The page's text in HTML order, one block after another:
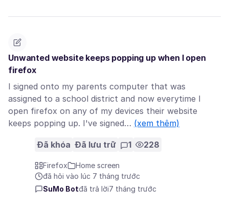
Unwanted website keeps popping up when I open
firefox
I signed onto my parents computer that was
assigned to a school district and now everytime I
open firefox on any of my devices their website
keeps popping up. I've signed… (xem thêm)
Đã khóa Đã lưu trữ 1 228
Firefox
Home screen
đã hỏi vào lúc 7 tháng trước
SuMo Botđã trả lời7 tháng trước